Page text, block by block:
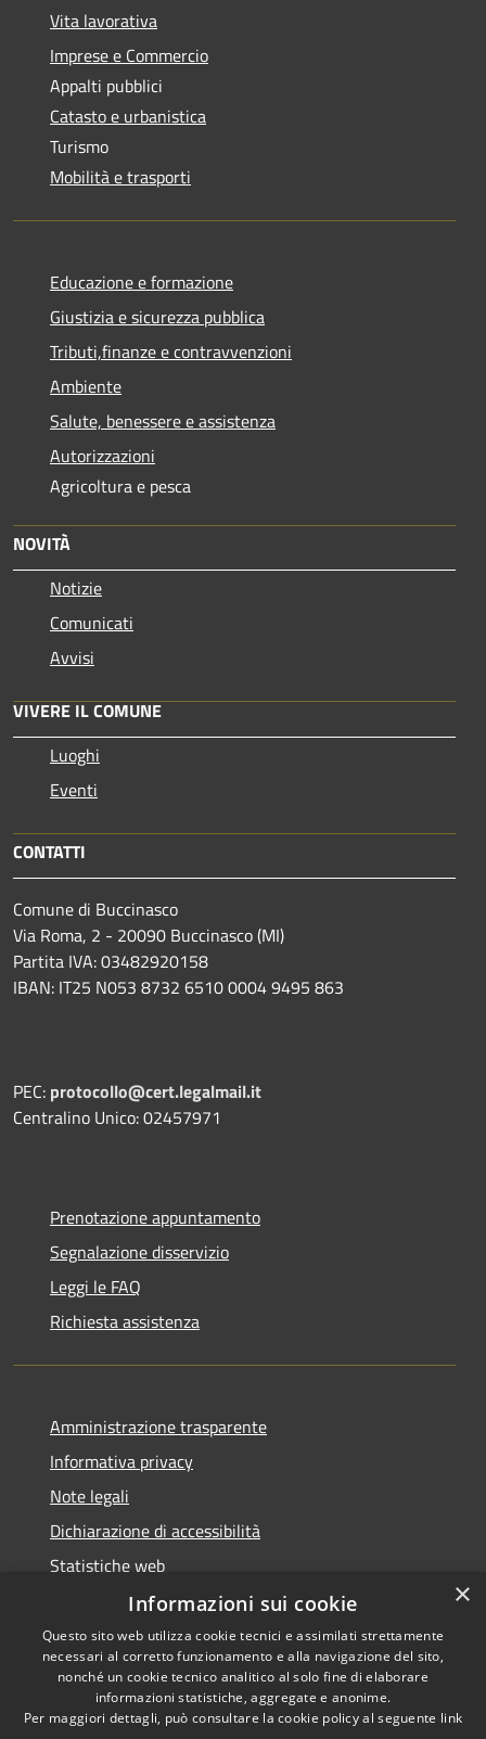
Vita lavorativa
Imprese e Commercio
Appalti pubblici
Catasto e urbanistica
Turismo
Mobilità e trasporti
Educazione e formazione
Giustizia e sicurezza pubblica
Tributi,finanze e contravvenzioni
Ambiente
Salute, benessere e assistenza
Autorizzazioni
Agricoltura e pesca
NOVITÀ
Notizie
Comunicati
Avvisi
VIVERE IL COMUNE
Luoghi
Eventi
CONTATTI
Comune di Buccinasco
Via Roma, 2 - 20090 Buccinasco (MI)
Partita IVA: 03482920158
IBAN: IT25 N053 8732 6510 0004 9495 863
PEC: protocollo@cert.legalmail.it
Centralino Unico: 02457971
Prenotazione appuntamento
Segnalazione disservizio
Leggi le FAQ
Richiesta assistenza
Amministrazione trasparente
Informativa privacy
Note legali
Dichiarazione di accessibilità
Statistiche web
Accessibilità
Privacy
Copyright © 2026 • Comune di
Buccinasco • Powered by
Municipium•Accesso
×
Informazioni sui cookie
Questo sito web utilizza cookie tecnici e assimilati strettamente
necessari al corretto funzionamento e alla navigazione del sito,
nonché un cookie tecnico analitico al solo fine di elaborare
informazioni statistiche, aggregate e anonime.
Per maggiori dettagli, può consultare la cookie policy al seguente link